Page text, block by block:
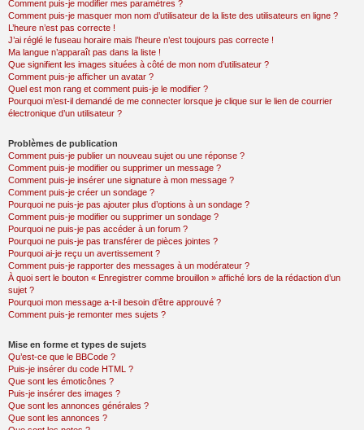
Comment puis-je modifier mes paramètres ?
Comment puis-je masquer mon nom d’utilisateur de la liste des utilisateurs en ligne ?
L’heure n’est pas correcte !
J’ai réglé le fuseau horaire mais l’heure n’est toujours pas correcte !
Ma langue n’apparaît pas dans la liste !
Que signifient les images situées à côté de mon nom d’utilisateur ?
Comment puis-je afficher un avatar ?
Quel est mon rang et comment puis-je le modifier ?
Pourquoi m’est-il demandé de me connecter lorsque je clique sur le lien de courrier
électronique d’un utilisateur ?
Problèmes de publication
Comment puis-je publier un nouveau sujet ou une réponse ?
Comment puis-je modifier ou supprimer un message ?
Comment puis-je insérer une signature à mon message ?
Comment puis-je créer un sondage ?
Pourquoi ne puis-je pas ajouter plus d’options à un sondage ?
Comment puis-je modifier ou supprimer un sondage ?
Pourquoi ne puis-je pas accéder à un forum ?
Pourquoi ne puis-je pas transférer de pièces jointes ?
Pourquoi ai-je reçu un avertissement ?
Comment puis-je rapporter des messages à un modérateur ?
À quoi sert le bouton « Enregistrer comme brouillon » affiché lors de la rédaction d’un
sujet ?
Pourquoi mon message a-t-il besoin d’être approuvé ?
Comment puis-je remonter mes sujets ?
Mise en forme et types de sujets
Qu’est-ce que le BBCode ?
Puis-je insérer du code HTML ?
Que sont les émoticônes ?
Puis-je insérer des images ?
Que sont les annonces générales ?
Que sont les annonces ?